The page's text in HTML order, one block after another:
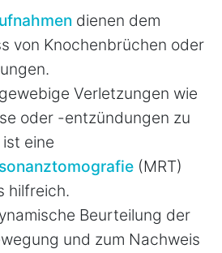
dienen dem
von Knochenbrüchen oder
Verletzungen wie
oder -entzündungen zu
eine
(MRT)
hilfreich.
Beurteilung der
und zum Nachweis